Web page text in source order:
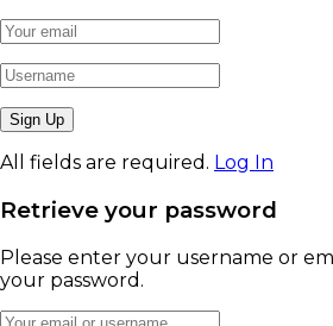
All fields are required. Log In
Retrieve your password
Please enter your username or
your password.